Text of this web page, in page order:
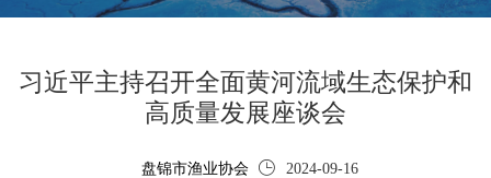
习近平主持召开全面黄河流域生态保护和
高质量发展座谈会
盘锦市渔业协会 2024-09-16